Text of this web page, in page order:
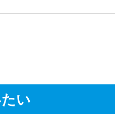
い